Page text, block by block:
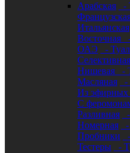
Арабская
-
Итальянская
Восточная
ОАЭ
-
Селективная
Нишевая
-
Масляная
-
Из эфирных
С
Разливная
Номерная
Пробники
Тестеры
-